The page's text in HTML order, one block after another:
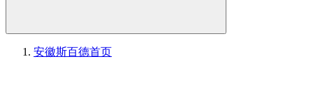
安徽斯百德首页